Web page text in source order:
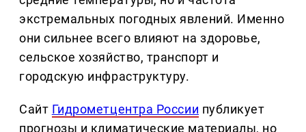
экстремальных погодных явлений. Именно
они сильнее всего влияют на здоровье,
сельское хозяйство, транспорт и
городскую инфраструктуру.
Сайт Гидрометцентра России публикует
прогнозы и климатические материалы, но